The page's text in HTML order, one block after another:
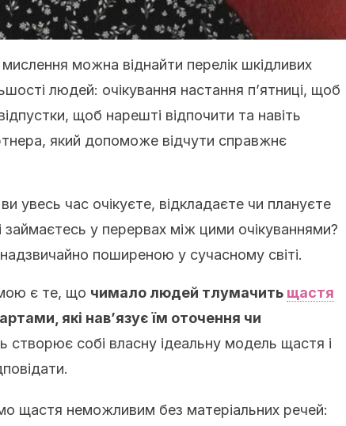
можна віднайти перелік шкідливих
людей: очікування настання п’ятниці, щоб
щоб нарешті відпочити та навіть
який допоможе відчути справжнє
увесь час очікуєте, відкладаєте чи плануєте
у перервах між цими очікуваннями?
поширеною у сучасному світі.
є те, що чимало людей тлумачить щастя
які нав’язує їм оточення чи
створює собі власну ідеальну модель щастя і
щастя неможливим без матеріальних речей: